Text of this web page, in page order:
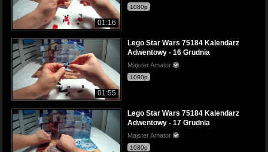
01:16
1080p
01:55
Lego Star Wars 75184 Kalendarz
Adwentowy - 16 Grudnia
Majster Amator
1080p
Lego Star Wars 75184 Kalendarz
Adwentowy - 17 Grudnia
Majster Amator
1080p